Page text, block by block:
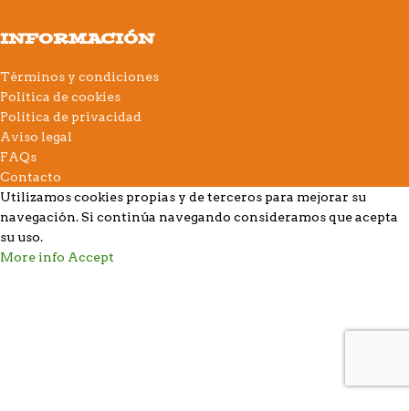
INFORMACIÓN
Términos y condiciones
Política de cookies
Política de privacidad
Aviso legal
FAQs
Contacto
Utilizamos cookies propias y de terceros para mejorar su
navegación. Si continúa navegando consideramos que acepta
su uso.
More info Accept